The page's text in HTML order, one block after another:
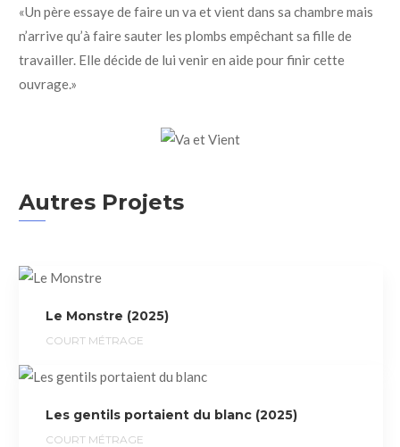
«Un père essaye de faire un va et vient dans sa chambre mais
n’arrive qu’à faire sauter les plombs empêchant sa fille de
travailler. Elle décide de lui venir en aide pour finir cette
ouvrage.»
Autres Projets
Le Monstre (2025)
COURT MÉTRAGE
Les gentils portaient du blanc (2025)
COURT MÉTRAGE